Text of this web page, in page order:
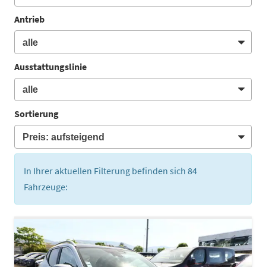
Antrieb
Ausstattungslinie
Sortierung
In Ihrer aktuellen Filterung befinden sich 84
Fahrzeuge: